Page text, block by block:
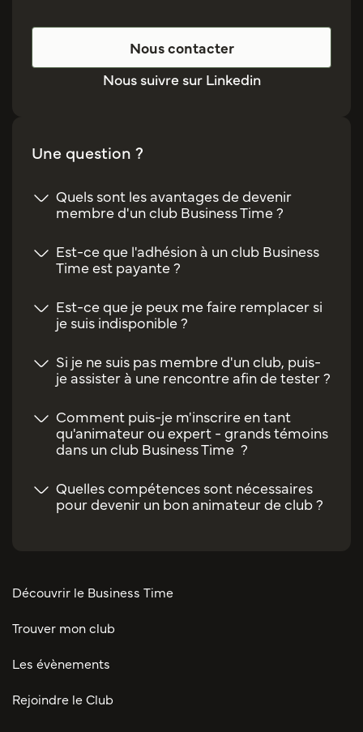
Nous contacter
Nous suivre sur Linkedin
Une question ?
Quels sont les avantages de devenir
membre d'un club Business Time ?
Est-ce que l'adhésion à un club Business
Time est payante ?
Est-ce que je peux me faire remplacer si
je suis indisponible ?
Si je ne suis pas membre d'un club, puis-
je assister à une rencontre afin de tester ?
Comment puis-je m'inscrire en tant
qu'animateur ou expert - grands témoins
dans un club Business Time ?
Quelles compétences sont nécessaires
pour devenir un bon animateur de club ?
Découvrir le Business Time
Trouver mon club
Les évènements
Rejoindre le Club